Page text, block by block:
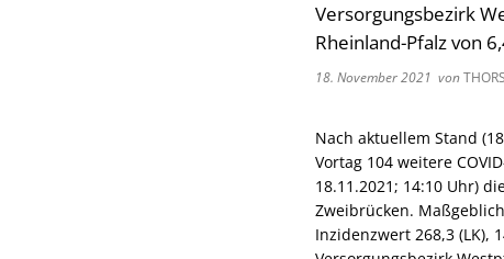
Versorgungsbezirk
Rheinland-Pfalz von
18. November 2021 von
Nach aktuellem Stand
Vortag 104 weitere
18.11.2021; 14:10 Uhr)
Zweibrücken.
Inzidenzwert 268,3 (LK),